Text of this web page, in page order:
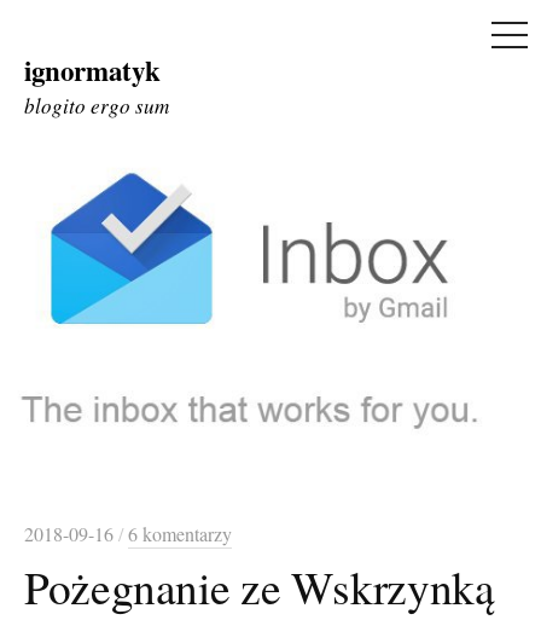
Skip
to
ignormatyk
blogito ergo sum
2018-09-16/6 komentarzy
Pożegnanie ze Wskrzynką